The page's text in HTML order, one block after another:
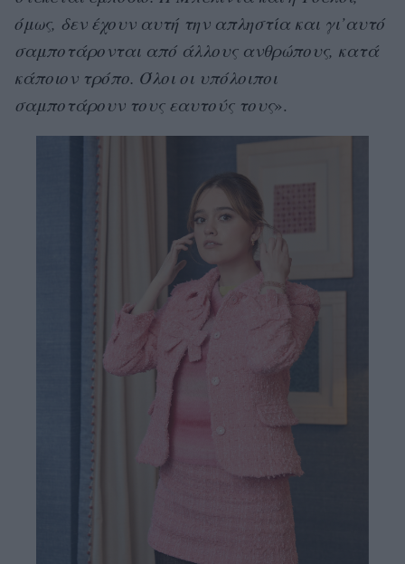
όμως, δεν έχουν αυτή την απληστία και γι’αυτό
σαμποτάρονται από άλλους ανθρώπους, κατά
κάποιον τρόπο. Όλοι οι υπόλοιποι
σαμποτάρουν τους εαυτούς τους».